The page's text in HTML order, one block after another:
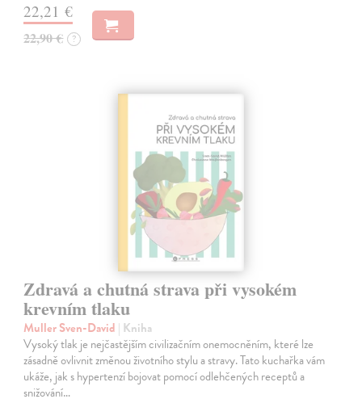
22,21 €
22,90 € ?
Zdravá a chutná strava při vysokém
krevním tlaku
Muller Sven-David | Kniha
Vysoký tlak je nejčastějším civilizačním onemocněním, které lze
zásadně ovlivnit změnou životního stylu a stravy. Tato kuchařka vám
ukáže, jak s hypertenzí bojovat pomocí odlehčených receptů a
snižování…